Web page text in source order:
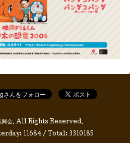
興会. All Rights Reserved.
11684 / Total: 3310185